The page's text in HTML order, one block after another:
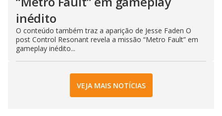
inédito
O conteúdo também traz a aparição de Jesse Faden O
post Control Resonant revela a missão “Metro Fault” em
gameplay inédito...
VEJA MAIS NOTÍCIAS